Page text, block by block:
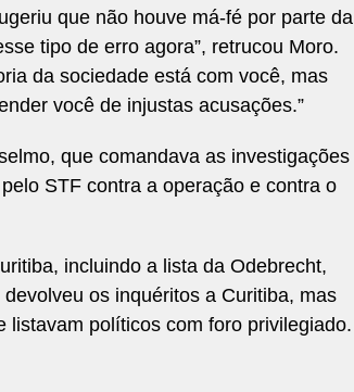
que não houve má-fé por parte da
tipo de erro agora”, retrucou Moro.
da sociedade está com você, mas
você de injustas acusações.”
que comandava as investigações
STF contra a operação e contra o
incluindo a lista da Odebrecht,
os inquéritos a Curitiba, mas
listavam políticos com foro privilegiado.